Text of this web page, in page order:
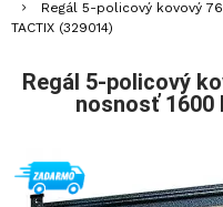
Regál 5-policový kovový
TACTIX (329014)
Regál 5-policový
nosnosť 1600